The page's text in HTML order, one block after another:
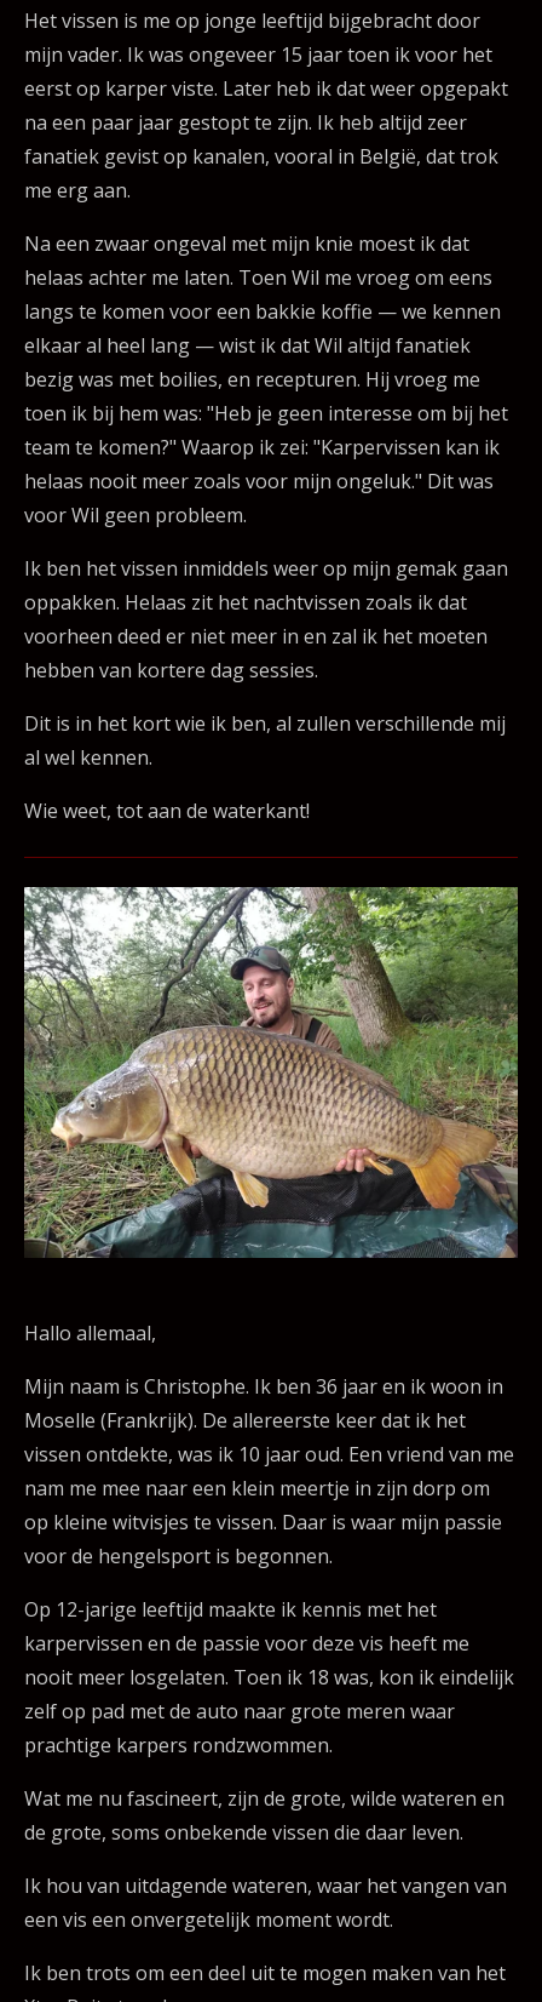
Het vissen is me op jonge leeftijd bijgebracht door
mijn vader. Ik was ongeveer 15 jaar toen ik voor het
eerst op karper viste. Later heb ik dat weer opgepakt
na een paar jaar gestopt te zijn. Ik heb altijd zeer
fanatiek gevist op kanalen, vooral in België, dat trok
me erg aan.
Na een zwaar ongeval met mijn knie moest ik dat
helaas achter me laten. Toen Wil me vroeg om eens
langs te komen voor een bakkie koffie — we kennen
elkaar al heel lang — wist ik dat Wil altijd fanatiek
bezig was met boilies, en recepturen. Hij vroeg me
toen ik bij hem was: "Heb je geen interesse om bij het
team te komen?" Waarop ik zei: "Karpervissen kan ik
helaas nooit meer zoals voor mijn ongeluk." Dit was
voor Wil geen probleem.
Ik ben het vissen inmiddels weer op mijn gemak gaan
oppakken. Helaas zit het nachtvissen zoals ik dat
voorheen deed er niet meer in en zal ik het moeten
hebben van kortere dag sessies.
Dit is in het kort wie ik ben, al zullen verschillende mij
al wel kennen.
Wie weet, tot aan de waterkant!
Hallo allemaal,
Mijn naam is Christophe. Ik ben 36 jaar en ik woon in
Moselle (Frankrijk). De allereerste keer dat ik het
vissen ontdekte, was ik 10 jaar oud. Een vriend van me
nam me mee naar een klein meertje in zijn dorp om
op kleine witvisjes te vissen. Daar is waar mijn passie
voor de hengelsport is begonnen.
Op 12-jarige leeftijd maakte ik kennis met het
karpervissen en de passie voor deze vis heeft me
nooit meer losgelaten. Toen ik 18 was, kon ik eindelijk
zelf op pad met de auto naar grote meren waar
prachtige karpers rondzwommen.
Wat me nu fascineert, zijn de grote, wilde wateren en
de grote, soms onbekende vissen die daar leven.
Ik hou van uitdagende wateren, waar het vangen van
een vis een onvergetelijk moment wordt.
Ik ben trots om een deel uit te mogen maken van het